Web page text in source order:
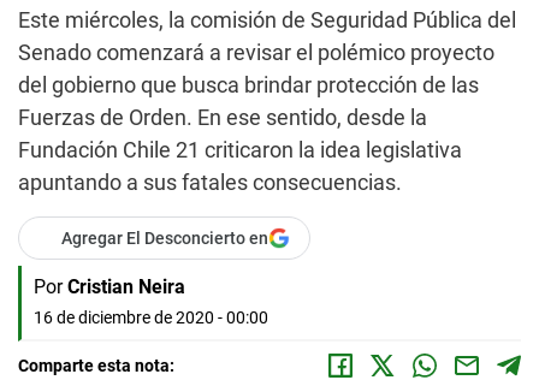
Este miércoles, la comisión de Seguridad Pública del
Senado comenzará a revisar el polémico proyecto
del gobierno que busca brindar protección de las
Fuerzas de Orden. En ese sentido, desde la
Fundación Chile 21 criticaron la idea legislativa
apuntando a sus fatales consecuencias.
Agregar El Desconcierto en
Por Cristian Neira
16 de diciembre de 2020 - 00:00
Comparte esta nota: